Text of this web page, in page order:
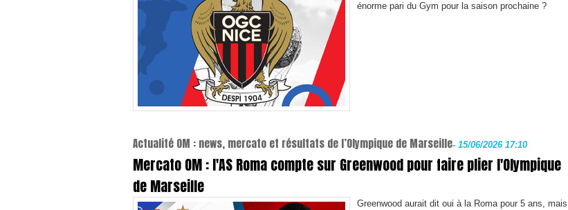
énorme pari du Gym pour la saison prochaine ?
Actualité OM : news, mercato et résultats de l’Olympique de Marseille- 15/06/2026 17:10
Mercato OM : l'AS Roma compte sur Greenwood pour faire plier l'Olympique
de Marseille
Greenwood aurait dit oui à la Roma pour 5 ans, mais